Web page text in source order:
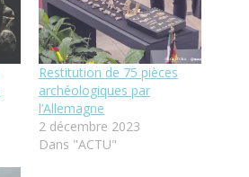
Restitution de 75 pièces
archéologiques par
l’Allemagne
2 décembre 2023
Dans "ACTU"